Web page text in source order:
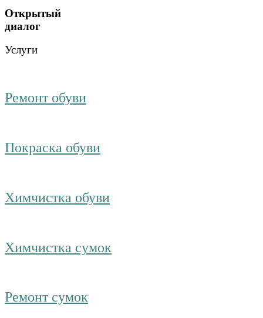
Открытый
диалог
Услуги
Ремонт обуви
Покраска обуви
Химчистка обуви
Химчистка сумок
Ремонт сумок